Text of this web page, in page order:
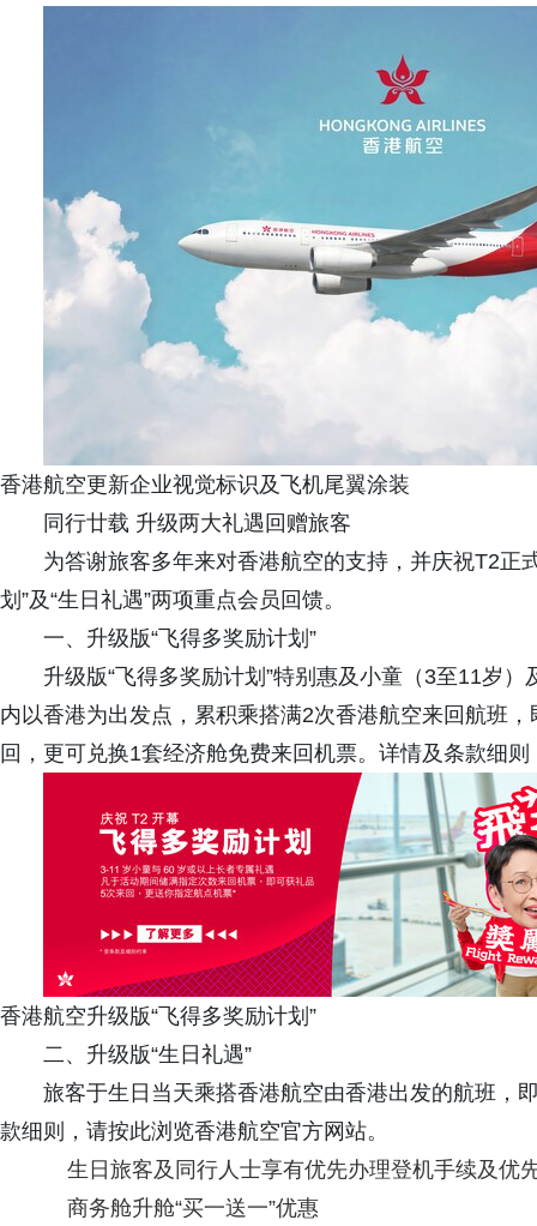
香港航空更新企业视觉标识及飞机尾翼涂装
同行廿载 升级两大礼遇回赠旅客
为答谢旅客多年来对香港航空的支持，并庆祝T2正
划”及“生日礼遇”两项重点会员回馈。
一、升级版“飞得多奖励计划”
升级版“飞得多奖励计划”特别惠及小童（3至11岁
内以香港为出发点，累积乘搭满2次香港航空来回航班
回，更可兑换1套经济舱免费来回机票。详情及条款细
香港航空升级版“飞得多奖励计划”
二、升级版“生日礼遇”
旅客于生日当天乘搭香港航空由香港出发的航班，
款细则，请按此浏览香港航空官方网站。
生日旅客及同行人士享有优先办理登机手续及优
商务舱升舱“买一送一”优惠